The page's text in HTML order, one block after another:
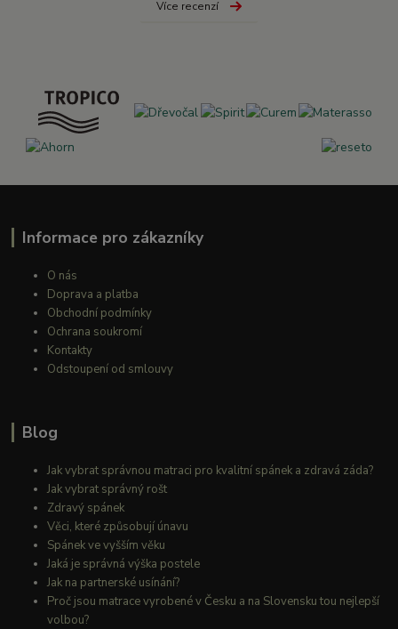
Více recenzí
Informace pro zákazníky
O nás
Doprava a platba
Obchodní podmínky
Ochrana soukromí
Kontakty
Odstoupení od smlouvy
Blog
Jak vybrat správnou matraci pro kvalitní spánek a zdravá záda?
Jak vybrat správný rošt
Zdravý spánek
Věci, které způsobují únavu
Spánek ve vyšším věku
Jaká je správná výška postele
Jak na partnerské usínání?
Proč jsou matrace vyrobené v Česku a na Slovensku tou nejlepší
volbou?